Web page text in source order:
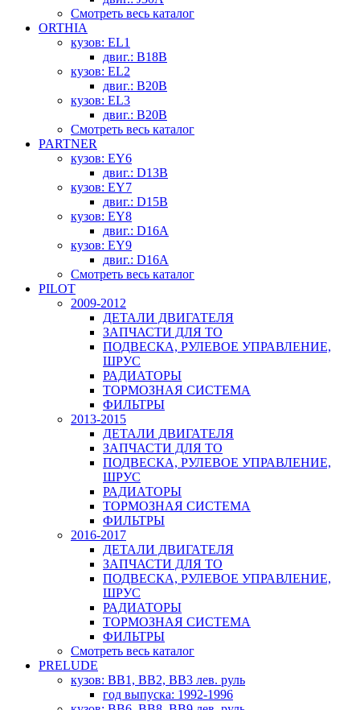
Смотреть весь каталог
ORTHIA
кузов: EL1
двиг.: B18B
кузов: EL2
двиг.: B20B
кузов: EL3
двиг.: B20B
Смотреть весь каталог
PARTNER
кузов: EY6
двиг.: D13B
кузов: EY7
двиг.: D15B
кузов: EY8
двиг.: D16A
кузов: EY9
двиг.: D16A
Смотреть весь каталог
PILOT
2009-2012
ДЕТАЛИ ДВИГАТЕЛЯ
ЗАПЧАСТИ ДЛЯ ТО
ПОДВЕСКА, РУЛЕВОЕ УПРАВЛЕНИЕ,
ШРУС
РАДИАТОРЫ
ТОРМОЗНАЯ СИСТЕМА
ФИЛЬТРЫ
2013-2015
ДЕТАЛИ ДВИГАТЕЛЯ
ЗАПЧАСТИ ДЛЯ ТО
ПОДВЕСКА, РУЛЕВОЕ УПРАВЛЕНИЕ,
ШРУС
РАДИАТОРЫ
ТОРМОЗНАЯ СИСТЕМА
ФИЛЬТРЫ
2016-2017
ДЕТАЛИ ДВИГАТЕЛЯ
ЗАПЧАСТИ ДЛЯ ТО
ПОДВЕСКА, РУЛЕВОЕ УПРАВЛЕНИЕ,
ШРУС
РАДИАТОРЫ
ТОРМОЗНАЯ СИСТЕМА
ФИЛЬТРЫ
Смотреть весь каталог
PRELUDE
кузов: BB1, BB2, BB3 лев. руль
год выпуска: 1992-1996